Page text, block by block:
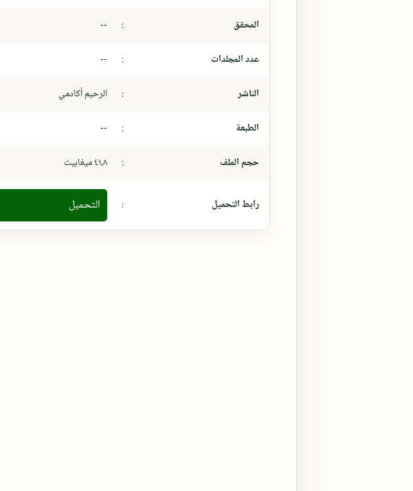
المحقق :
--
عدد المجلدات :
--
الناشر : الرحيم أكادمي
الطبعة :
--
حجم الملف : ٤١،٨ ميغابيت
رابط التحميل : التحميل